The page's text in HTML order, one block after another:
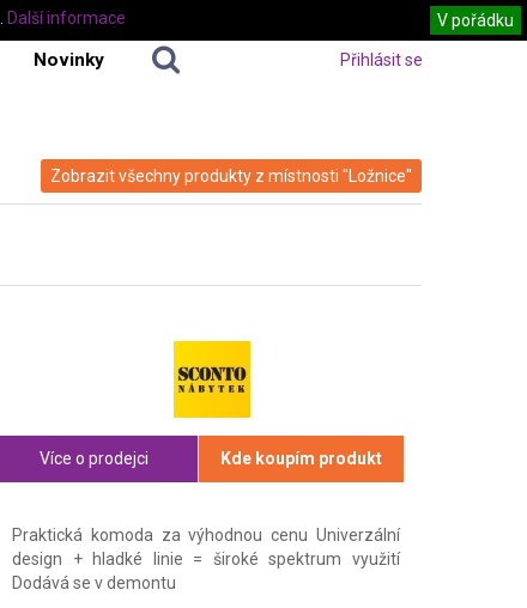
Novinky Přihlásit se
Zobrazit všechny produkty z místnosti "Ložnice"
Více o prodejci Kde koupím produkt
Praktická komoda za výhodnou cenu Univerzální
design + hladké linie = široké spektrum využití
Dodává se v demontu
V pořádku
Další informace